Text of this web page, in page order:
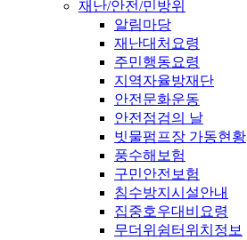
재난/안전/민방위
알림마당
재난대처요령
주민행동요령
지역자율방재단
안전문화운동
안전점검의 날
빗물펌프장 가동현황
풍수해보험
구민안전보험
침수방지시설안내
집중호우대비요령
무더위쉼터위치정보